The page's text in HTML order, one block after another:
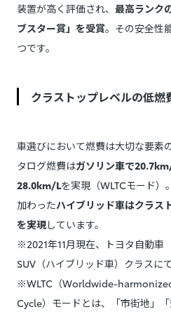
装置が高く評価され、 最高ランク
ブスター賞」を受賞。その安全性
つです。
クラストップレベルの低燃
車選びにおいて燃費は大切な要素
タログ燃費はガソリン車で
28.0km/Lを実現（WLTCモード）
加わったハイブリッド車はクラス
を実現しています。
※2021年11月現在、トヨタ自動車
SUV（ハイブリッド車）クラスにて
※WLTC（Worldwide-
Cycle）モードとは、「市街地」